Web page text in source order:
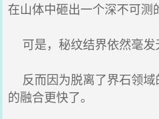
在山体中砸出一个深不可测
可是，秘纹结界依然毫发
反而因为脱离了界石领域
的融合更快了。